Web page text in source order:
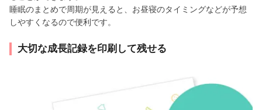
睡眠のまとめで周期が見えると、お昼寝のタイミングなどが予想
しやすくなるので便利です。
大切な成長記録を印刷して残せる